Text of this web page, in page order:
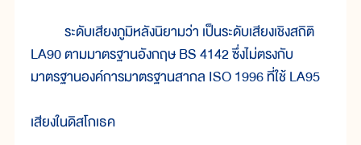
ระดับเสียงภูมิหลังนิยามว่า เป็นระดับเสียงเชิงสถิติ
LA90 ตามมาตรฐานอังกฤษ BS 4142 ซึ่งไม่ตรงกับ
มาตรฐานองค์การมาตรฐานสากล ISO 1996 ที่ใช้ LA95
เสียงในดิสโกเธค